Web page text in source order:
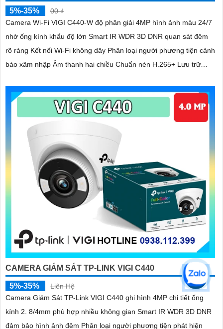
5%-35%
00 ₫
Camera Wi-Fi VIGI C440-W độ phân giải 4MP hình ảnh màu 24/7
nhờ ống kính khẩu độ lớn Smart IR WDR 3D DNR quan sát đêm
rõ ràng Kết nối Wi-Fi không dây Phân loại người phương tiện cảnh
báo xâm nhập Âm thanh hai chiều Chuẩn nén H.265+ Lưu trữ
CAMERA GIÁM SÁT TP-LINK VIGI C440
5%-35%
Liên Hệ
Camera Giám Sát TP-Link VIGI C440 ghi hình 4MP chi tiết ống
kính 2. 8/4mm phù hợp nhiều không gian Smart IR WDR 3D DNR
đảm bảo hình ảnh đêm Phân loại người phương tiện phát hiện